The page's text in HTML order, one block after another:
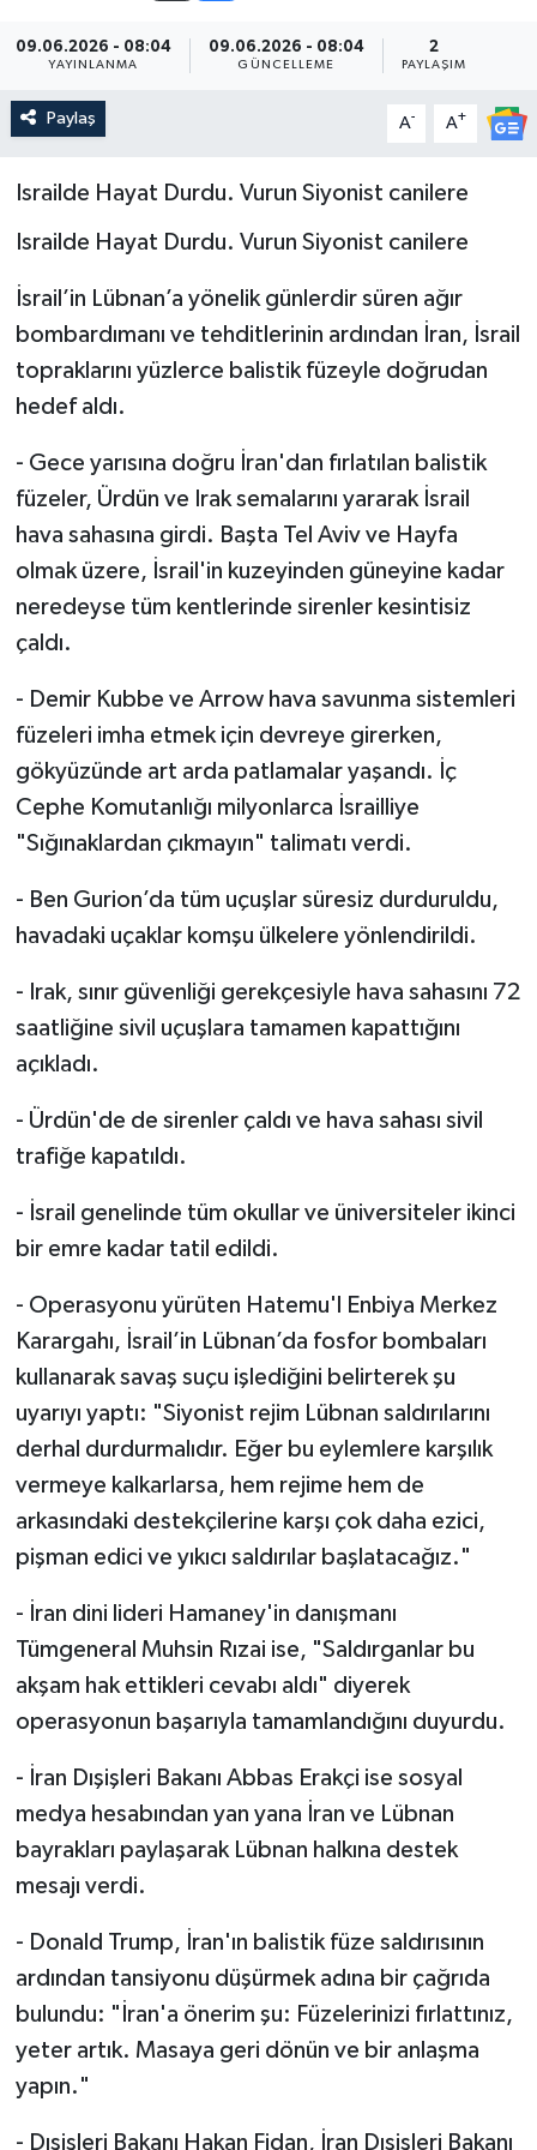
09.06.2026 - 08:04
YAYINLANMA
09.06.2026 - 08:04
GÜNCELLEME
2
PAYLAŞIM
Paylaş A- A+
Israilde Hayat Durdu. Vurun Siyonist canilere
Israilde Hayat Durdu. Vurun Siyonist canilere
İsrail’in Lübnan’a yönelik günlerdir süren ağır
bombardımanı ve tehditlerinin ardından İran, İsrail
topraklarını yüzlerce balistik füzeyle doğrudan
hedef aldı.
- Gece yarısına doğru İran'dan fırlatılan balistik
füzeler, Ürdün ve Irak semalarını yararak İsrail
hava sahasına girdi. Başta Tel Aviv ve Hayfa
olmak üzere, İsrail'in kuzeyinden güneyine kadar
neredeyse tüm kentlerinde sirenler kesintisiz
çaldı.
- Demir Kubbe ve Arrow hava savunma sistemleri
füzeleri imha etmek için devreye girerken,
gökyüzünde art arda patlamalar yaşandı. İç
Cephe Komutanlığı milyonlarca İsrailliye
"Sığınaklardan çıkmayın" talimatı verdi.
- Ben Gurion’da tüm uçuşlar süresiz durduruldu,
havadaki uçaklar komşu ülkelere yönlendirildi.
- Irak, sınır güvenliği gerekçesiyle hava sahasını 72
saatliğine sivil uçuşlara tamamen kapattığını
açıkladı.
- Ürdün'de de sirenler çaldı ve hava sahası sivil
trafiğe kapatıldı.
- İsrail genelinde tüm okullar ve üniversiteler ikinci
bir emre kadar tatil edildi.
- Operasyonu yürüten Hatemu'l Enbiya Merkez
Karargahı, İsrail’in Lübnan’da fosfor bombaları
kullanarak savaş suçu işlediğini belirterek şu
uyarıyı yaptı: "Siyonist rejim Lübnan saldırılarını
derhal durdurmalıdır. Eğer bu eylemlere karşılık
vermeye kalkarlarsa, hem rejime hem de
arkasındaki destekçilerine karşı çok daha ezici,
pişman edici ve yıkıcı saldırılar başlatacağız."
- İran dini lideri Hamaney'in danışmanı
Tümgeneral Muhsin Rızai ise, "Saldırganlar bu
akşam hak ettikleri cevabı aldı" diyerek
operasyonun başarıyla tamamlandığını duyurdu.
- İran Dışişleri Bakanı Abbas Erakçi ise sosyal
medya hesabından yan yana İran ve Lübnan
bayrakları paylaşarak Lübnan halkına destek
mesajı verdi.
- Donald Trump, İran'ın balistik füze saldırısının
ardından tansiyonu düşürmek adına bir çağrıda
bulundu: "İran'a önerim şu: Füzelerinizi fırlattınız,
yeter artık. Masaya geri dönün ve bir anlaşma
yapın."
- Dışişleri Bakanı Hakan Fidan, İran Dışişleri Bakanı